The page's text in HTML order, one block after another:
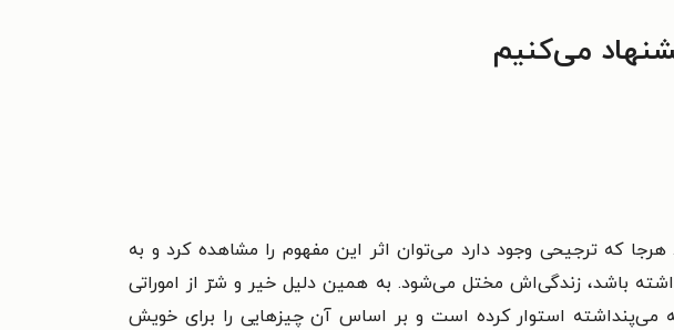
می‌کنیم
که ترجیحی وجود دارد می‌توان اثر این مفهوم را مشاهده کرد و به
باشد، زندگی‌اش مختل می‌شود. به همین دلیل خیر و شرّ از اموراتی
می‌پنداشته استوار کرده است و بر اساس آن چیزهایی را برای خویش